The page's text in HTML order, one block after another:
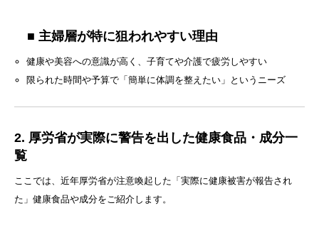
■ 主婦層が特に狙われやすい理由
健康や美容への意識が高く、子育てや介護で疲労しやすい
限られた時間や予算で「簡単に体調を整えたい」というニーズ
2. 厚労省が実際に警告を出した健康食品・成分一
覧
ここでは、近年厚労省が注意喚起した「実際に健康被害が報告され
た」健康食品や成分をご紹介します。